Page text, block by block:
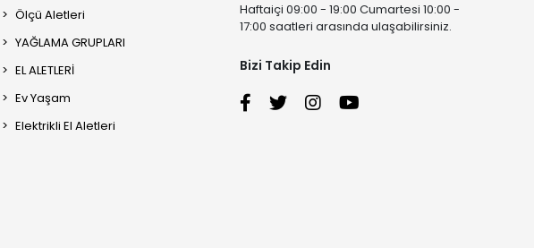
Ölçü Aletleri
YAĞLAMA GRUPLARI
EL ALETLERİ
Ev Yaşam
Elektrikli El Aletleri
Haftaiçi 09:00 - 19:00 Cumartesi 10:00 -
17:00 saatleri arasında ulaşabilirsiniz.
Bizi Takip Edin